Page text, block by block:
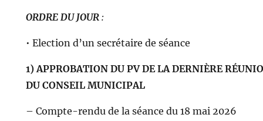
ORDRE DU JOUR:
• Election d’un secrétaire de séance
1) APPROBATION DU PV DE LA DERNIÈRE
DU CONSEIL MUNICIPAL
– Compte-rendu de la séance du 18 mai 2026